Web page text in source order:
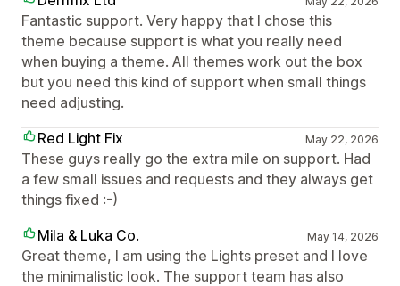
Fantastic support. Very happy that I chose this
theme because support is what you really need
when buying a theme. All themes work out the box
but you need this kind of support when small things
need adjusting.
Red Light Fix
May 22, 2026
These guys really go the extra mile on support. Had
a few small issues and requests and they always get
things fixed :-)
Mila & Luka Co.
May 14, 2026
Great theme, I am using the Lights preset and I love
the minimalistic look. The support team has also